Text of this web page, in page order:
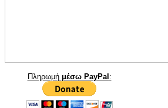
Πληρωμή μέσω PayPal: